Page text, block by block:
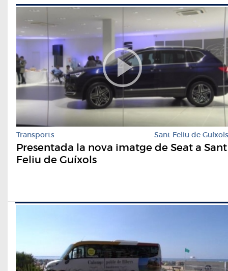
Transports Sant Feliu de Guíxols
Presentada la nova imatge de Seat a Sant
Feliu de Guíxols